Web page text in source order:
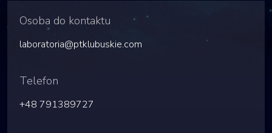
Osoba do kontaktu
laboratoria@ptklubuskie.com
Telefon
+48 791389727